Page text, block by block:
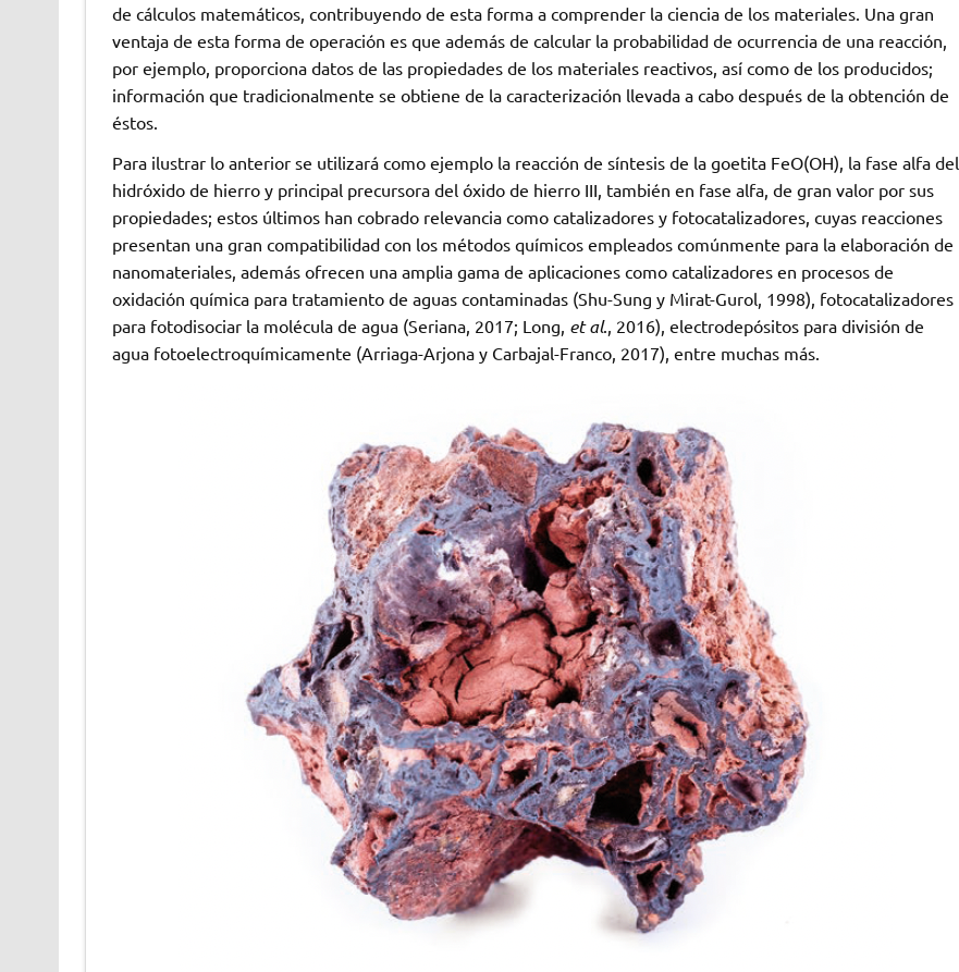
de cálculos matemáticos, contribuyendo de esta forma a comprender la ciencia de los materiales. Una gran
ventaja de esta forma de operación es que además de calcular la probabilidad de ocurrencia de una reacción,
por ejemplo, proporciona datos de las propiedades de los materiales reactivos, así como de los producidos;
información que tradicionalmente se obtiene de la caracterización llevada a cabo después de la obtención de
éstos.
Para ilustrar lo anterior se utilizará como ejemplo la reacción de síntesis de la goetita FeO(OH), la fase alfa del
hidróxido de hierro y principal precursora del óxido de hierro III, también en fase alfa, de gran valor por sus
propiedades; estos últimos han cobrado relevancia como catalizadores y fotocatalizadores, cuyas reacciones
presentan una gran compatibilidad con los métodos químicos empleados comúnmente para la elaboración de
nanomateriales, además ofrecen una amplia gama de aplicaciones como catalizadores en procesos de
oxidación química para tratamiento de aguas contaminadas (Shu-Sung y Mirat-Gurol, 1998), fotocatalizadores
para fotodisociar la molécula de agua (Seriana, 2017; Long, et al., 2016), electrodepósitos para división de
agua fotoelectroquímicamente (Arriaga-Arjona y Carbajal-Franco, 2017), entre muchas más.